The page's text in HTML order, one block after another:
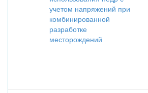
учетом напряжений при
комбинированной
разработке
месторождений